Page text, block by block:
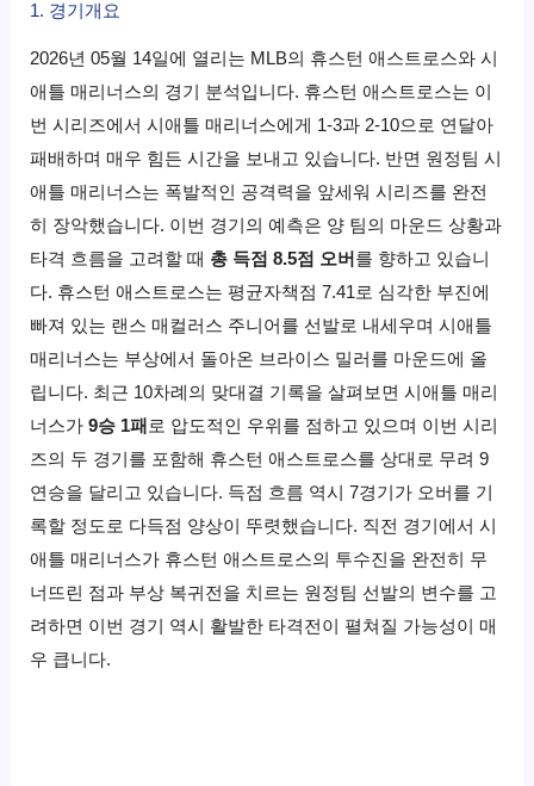
1. 경기개요
2026년 05월 14일에 열리는 MLB의 휴스턴 애스트로스와 시
애틀 매리너스의 경기 분석입니다. 휴스턴 애스트로스는 이
번 시리즈에서 시애틀 매리너스에게 1-3과 2-10으로 연달아
패배하며 매우 힘든 시간을 보내고 있습니다. 반면 원정팀 시
애틀 매리너스는 폭발적인 공격력을 앞세워 시리즈를 완전
히 장악했습니다. 이번 경기의 예측은 양 팀의 마운드 상황과
타격 흐름을 고려할 때 총 득점 8.5점 오버 를 향하고 있습니
다. 휴스턴 애스트로스는 평균자책점 7.41로 심각한 부진에
빠져 있는 랜스 매컬러스 주니어를 선발로 내세우며 시애틀
매리너스는 부상에서 돌아온 브라이스 밀러를 마운드에 올
립니다. 최근 10차례의 맞대결 기록을 살펴보면 시애틀 매리
너스가9승 1패 로 압도적인 우위를 점하고 있으며 이번 시리
즈의 두 경기를 포함해 휴스턴 애스트로스를 상대로 무려 9
연승을 달리고 있습니다. 득점 흐름 역시 7경기가 오버를 기
록할 정도로 다득점 양상이 뚜렷했습니다. 직전 경기에서 시
애틀 매리너스가 휴스턴 애스트로스의 투수진을 완전히 무
너뜨린 점과 부상 복귀전을 치르는 원정팀 선발의 변수를 고
려하면 이번 경기 역시 활발한 타격전이 펼쳐질 가능성이 매
우 큽니다.